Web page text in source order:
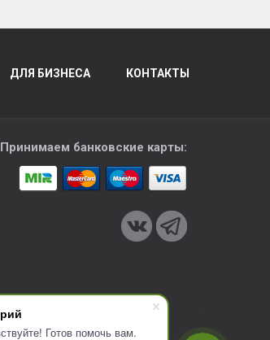
Готов помочь вам.
ДЛЯ БИЗНЕСА КОНТАКТЫ
Принимаем банковские карты: